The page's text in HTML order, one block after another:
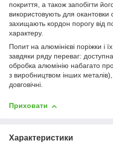
покриття, а також запобігти
використовують для
захищають кордон порогу від
характеру.
Попит на алюмінієві поріжки і
завдяки ряду переваг:
обробка алюмінію набагато
з виробництвом інших металів),
довговічні.
Приховати
Характеристики